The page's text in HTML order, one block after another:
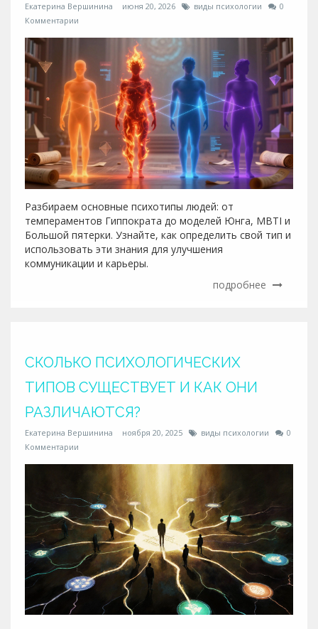
Екатерина Вершинина июня 20, 2026 виды психологии
0
Комментарии
Разбираем основные психотипы людей: от
темпераментов Гиппократа до моделей Юнга, MBTI и
Большой пятерки. Узнайте, как определить свой тип и
использовать эти знания для улучшения
коммуникации и карьеры.
подробнее
СКОЛЬКО ПСИХОЛОГИЧЕСКИХ
ТИПОВ СУЩЕСТВУЕТ И КАК ОНИ
РАЗЛИЧАЮТСЯ?
Екатерина Вершинина ноября 20, 2025 виды психологии
0
Комментарии